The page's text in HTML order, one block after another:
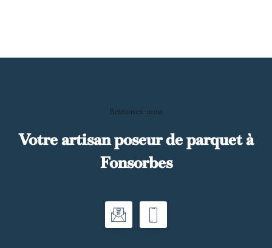
Retrouvez-nous
Votre artisan poseur de parquet à
Fonsorbes